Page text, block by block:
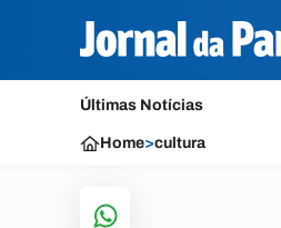
Últimas Notícias
Home>cultura